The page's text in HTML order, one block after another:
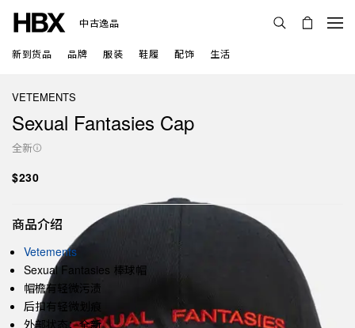
中古逸品
新到货品 品牌 服装 鞋履 配饰 生活
VETEMENTS
Sexual Fantasies Cap
全新
$230
商品介绍
Vetements
Sexual Fantasies 棒球帽
帽檐有轻微污渍
后扣有轻微划痕
外部状态：全新